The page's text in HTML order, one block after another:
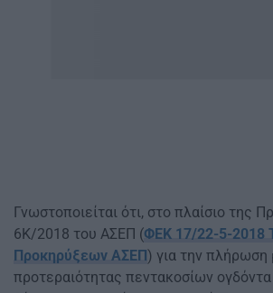
Γνωστοποιείται ότι, στο πλαίσιο της
6Κ/2018 του ΑΣΕΠ (ΦΕΚ 17/22-5-2018
Προκηρύξεων ΑΣΕΠ ) για την πλήρωση
προτεραιότητας πεντακοσίων